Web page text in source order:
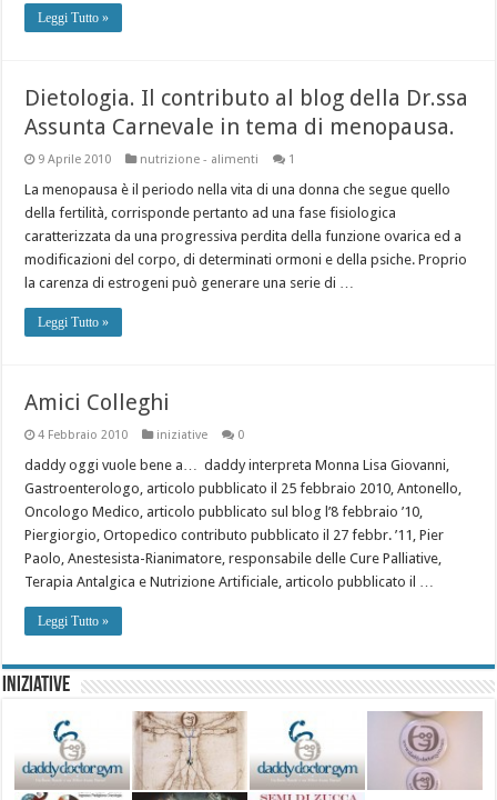
Leggi Tutto »
Dietologia. Il contributo al blog della Dr.ssa
Assunta Carnevale in tema di menopausa.
9 Aprile 2010 nutrizione - alimenti 1
La menopausa è il periodo nella vita di una donna che segue quello
della fertilità, corrisponde pertanto ad una fase fisiologica
caratterizzata da una progressiva perdita della funzione ovarica ed a
modificazioni del corpo, di determinati ormoni e della psiche. Proprio
la carenza di estrogeni può generare una serie di …
Leggi Tutto »
Amici Colleghi
4 Febbraio 2010 iniziative 0
daddy oggi vuole bene a… daddy interpreta Monna Lisa Giovanni,
Gastroenterologo, articolo pubblicato il 25 febbraio 2010, Antonello,
Oncologo Medico, articolo pubblicato sul blog l’8 febbraio ’10,
Piergiorgio, Ortopedico contributo pubblicato il 27 febbr. ’11, Pier
Paolo, Anestesista-Rianimatore, responsabile delle Cure Palliative,
Terapia Antalgica e Nutrizione Artificiale, articolo pubblicato il …
Leggi Tutto »
Iniziative